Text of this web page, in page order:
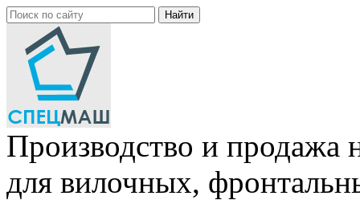
Производство и продажа
для вилочных,